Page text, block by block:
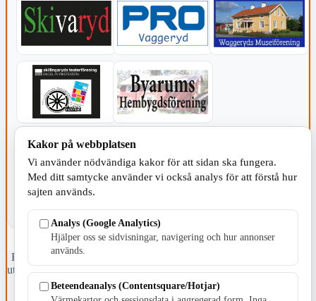
KOMMUNEN
Fristående webbtidningsföretag grundat 1991 som sedan 2002 ger
ut tidningen Skillingaryd.nu och 2010 lanserades Värnamo.nu. Från
april 2026 omfattar Skillingaryd.nu tre kommuner: Gnosjö,
Värnamo och Vaggeryds kommun.
Kakor på webbplatsen
Vi använder nödvändiga kakor för att sidan ska fungera.
Med ditt samtycke använder vi också analys för att förstå hur
sajten används.
Analys (Google Analytics)
Hjälper oss se sidvisningar, navigering och hur annonser
används.
Beteendeanalys (Contentsquare/Hotjar)